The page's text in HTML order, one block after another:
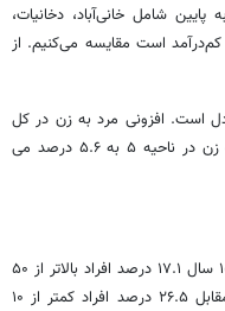
۵ (از پارک‌شهر به پایین شامل خانی‌آباد، دخانیات،
است مقایسه می‌کنیم. از
است. افزونی مرد به زن در کل
جمعیت ۲.۲ درصد می‌باشد ولی افزونی مرد به زن در ناحیه ۵ به ۵.۶ درصد می
در ناحیه ۲ در مقابل ۱۷.۳ درصد افراد کمتر از ۱۰ سال ۱۷.۱ درصد افراد بالاتر از ۵۰
ساله وجود دارد و حال این‌که در ناحیه ۵ در مقابل ۲۶.۵ درصد افراد کمتر از ۱۰